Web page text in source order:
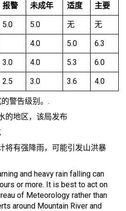
报警 未成年 适度 主要
5.0 5.0 无 无
4.0 5.0 6.3
3.0 4.0 5.3 6.0
2.5 3.0 3.6 4.0
警告级别。.
的地区，该局发布
将有强降雨，可能引发山洪暴
and heavy rain falling can
or more. It is best to act on
of Meteorology rather than
around Mountain River and